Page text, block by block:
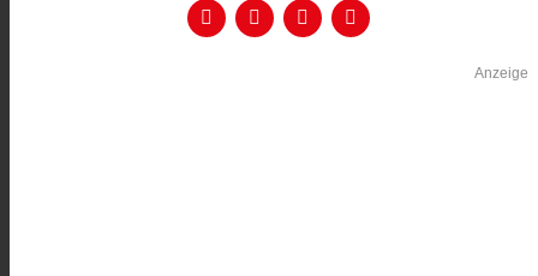
Anzeige